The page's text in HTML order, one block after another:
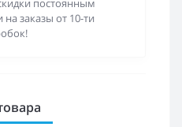
постоянным
заказы от 10-ти